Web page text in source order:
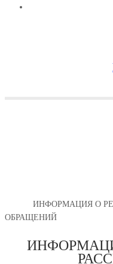
ИНФОРМАЦИЯ О
ОБРАЩЕНИЙ